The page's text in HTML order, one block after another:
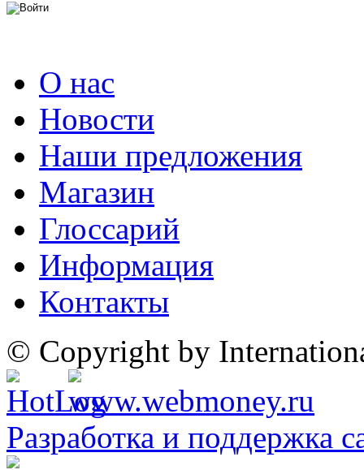
О нас
Новости
Наши предложения
Магазин
Глоссарий
Информация
Контакты
© Copyright by
Разработка и поддержка